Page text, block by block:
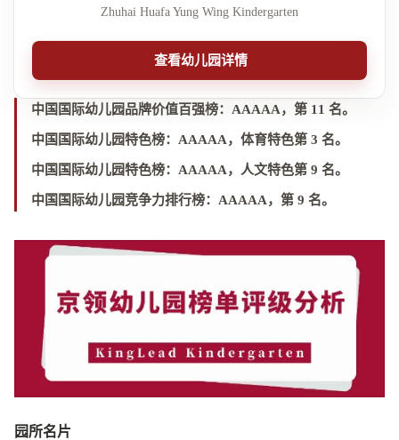
中国国际幼儿园品牌价值百强榜： AAAAA，第 11 名。
中国国际幼儿园特色榜： AAAAA，体育特色第 3 名。
中国国际幼儿园特色榜： AAAAA，人文特色第 9 名。
中国国际幼儿园竞争力排行榜： AAAAA，第 9 名。
园所名片
Zhuhai Huafa Yung Wing Kindergarten
查看幼儿园详情